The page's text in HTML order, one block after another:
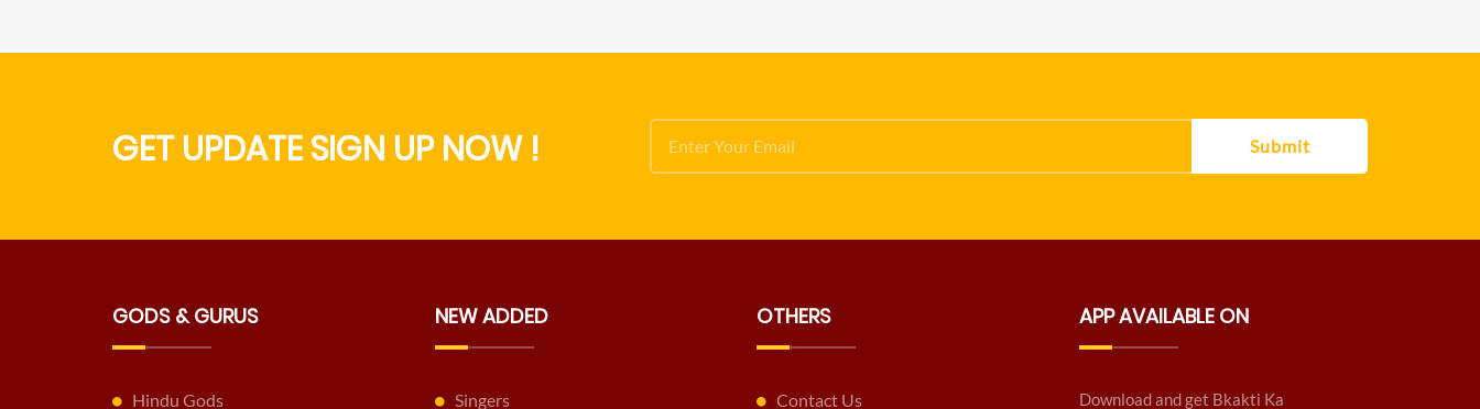
GET UPDATE SIGN UP NOW ! Submit
GODS & GURUS
Hindu Gods
NEW ADDED
Singers
OTHERS
Contact Us
APP AVAILABLE ON
Download and get Bkakti Ka